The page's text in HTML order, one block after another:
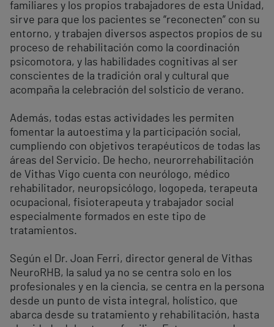
familiares y los propios trabajadores de esta Unidad,
sirve para que los pacientes se “reconecten” con su
entorno, y trabajen diversos aspectos propios de su
proceso de rehabilitación como la coordinación
psicomotora, y las habilidades cognitivas al ser
conscientes de la tradición oral y cultural que
acompaña la celebración del solsticio de verano.
Además, todas estas actividades les permiten
fomentar la autoestima y la participación social,
cumpliendo con objetivos terapéuticos de todas las
áreas del Servicio. De hecho, neurorrehabilitación
de Vithas Vigo cuenta con neurólogo, médico
rehabilitador, neuropsicólogo, logopeda, terapeuta
ocupacional, fisioterapeuta y trabajador social
especialmente formados en este tipo de
tratamientos.
Según el Dr. Joan Ferri, director general de Vithas
NeuroRHB, la salud ya no se centra solo en los
profesionales y en la ciencia, se centra en la persona
desde un punto de vista integral, holístico, que
abarca desde su tratamiento y rehabilitación, hasta